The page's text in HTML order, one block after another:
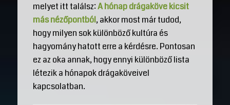
melyet itt találsz:A hónap drágaköve kicsit
más nézőpontból, akkor most már tudod,
hogy milyen sok különböző kultúra és
hagyomány hatott erre a kérdésre. Pontosan
ez az oka annak, hogy ennyi különböző lista
létezik a hónapok drágaköveivel
kapcsolatban.